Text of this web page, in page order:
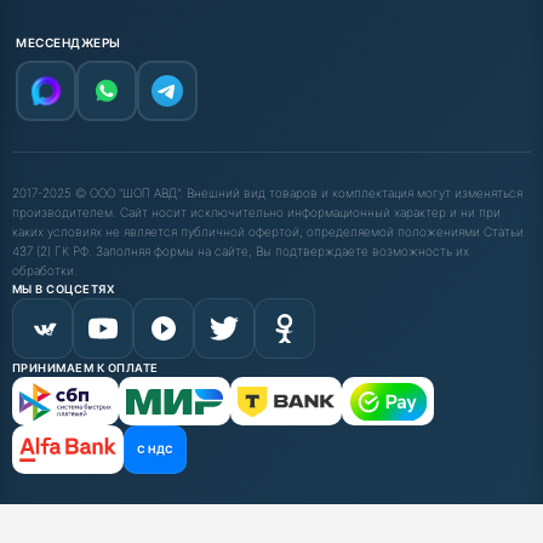
МЕССЕНДЖЕРЫ
2017-2025 © ООО "ШОП АВД". Внешний вид товаров и комплектация могут изменяться
производителем. Сайт носит исключительно информационный характер и ни при
каких условиях не является публичной офертой, определяемой положениями Статьи
437 (2) ГК РФ. Заполняя формы на сайте, Вы подтверждаете возможность их
обработки.
МЫ В СОЦСЕТЯХ
ПРИНИМАЕМ К ОПЛАТЕ
С НДС